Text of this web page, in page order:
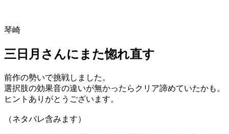
琴崎
三日月さんにまた惚れ直す
前作の勢いで挑戦しました。
選択肢の効果音の違いが無かったらクリア諦めていたかも。
ヒントありがとうございます。
（ネタバレ含みます）